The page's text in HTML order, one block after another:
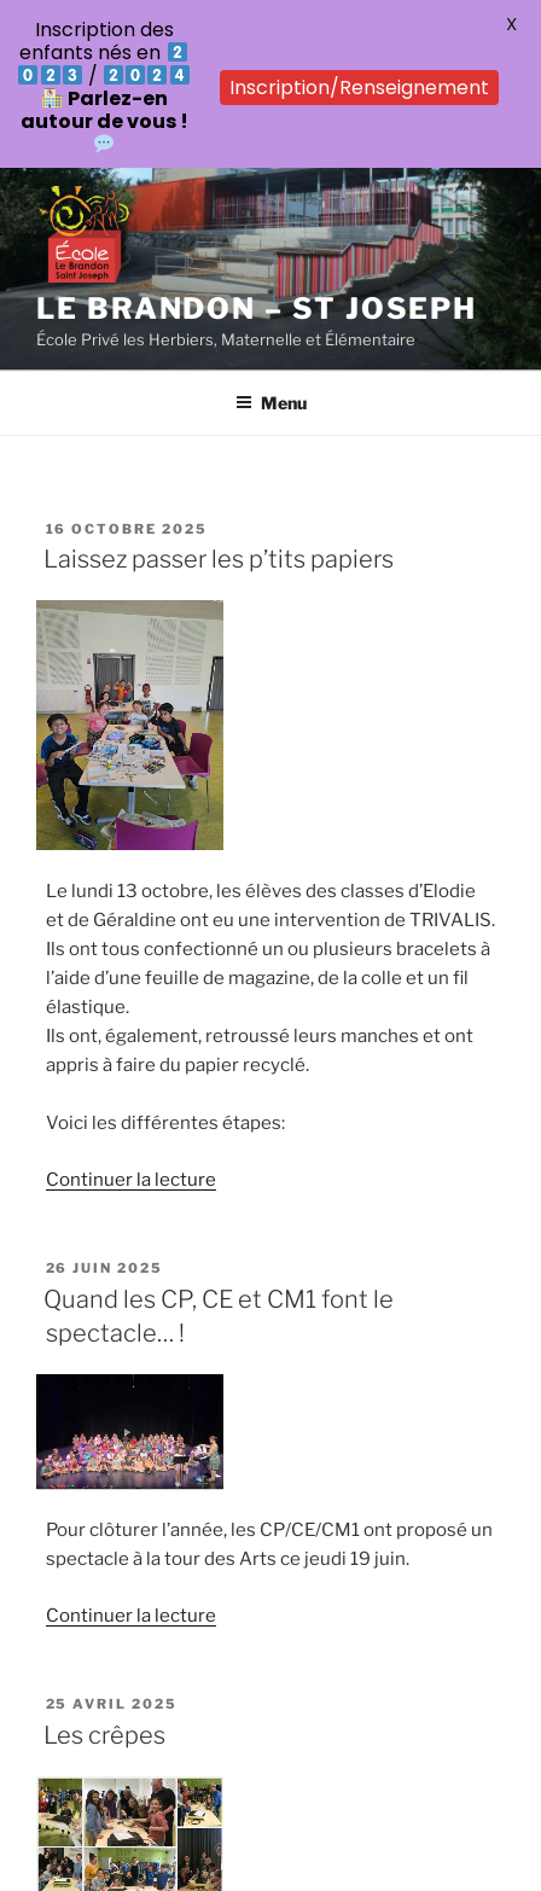
Aller
au
contenu
principal
LE BRANDON – ST JOSEPH
École Privé les Herbiers, Maternelle et Élémentaire
Menu
PUBLIÉ
LE
16 OCTOBRE 2025
Laissez passer les p’tits papiers
Le lundi 13 octobre, les élèves des classes d’Elodie
et de Géraldine ont eu une intervention de TRIVALIS.
Ils ont tous confectionné un ou plusieurs bracelets à
l’aide d’une feuille de magazine, de la colle et un fil
élastique.
Ils ont, également, retroussé leurs manches et ont
appris à faire du papier recyclé.
Voici les différentes étapes:
Continuer la lecturede
p’tits
PUBLIÉ
LE
26 JUIN 2025
Quand les CP, CE et CM1 font le
spectacle… !
Pour clôturer l’année, les CP/CE/CM1 ont proposé un
spectacle à la tour des Arts ce jeudi 19 juin.
Continuer la lecturede
CM1
font
le
spectacle…
PUBLIÉ
LE
25 AVRIL 2025
Les crêpes
Inscription des
enfants nés en
/
Parlez-en
autour de vous !
Inscription/Renseignement
X